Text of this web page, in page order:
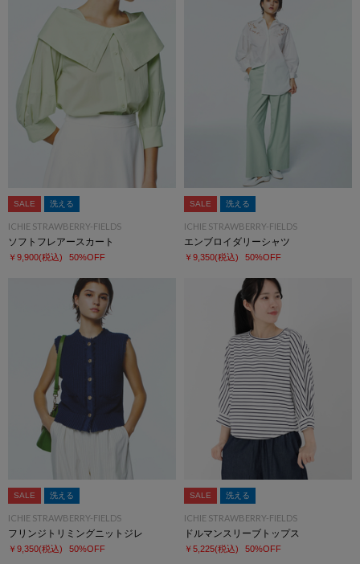
SALE 洗える
ICHIE STRAWBERRY-FIELDS
ソフトフレアースカート
￥9,900(税込) 50%OFF
SALE 洗える
ICHIE STRAWBERRY-FIELDS
エンブロイダリーシャツ
￥9,350(税込) 50%OFF
SALE 洗える
ICHIE STRAWBERRY-FIELDS
フリンジトリミングニットジレ
￥9,350(税込) 50%OFF
SALE 洗える
ICHIE STRAWBERRY-FIELDS
ドルマンスリーブトップス
￥5,225(税込) 50%OFF